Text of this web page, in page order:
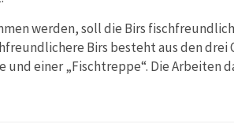
werden, soll die Birs
Birs besteht aus den drei
und einer „Fischtreppe“. Die Arbeiten